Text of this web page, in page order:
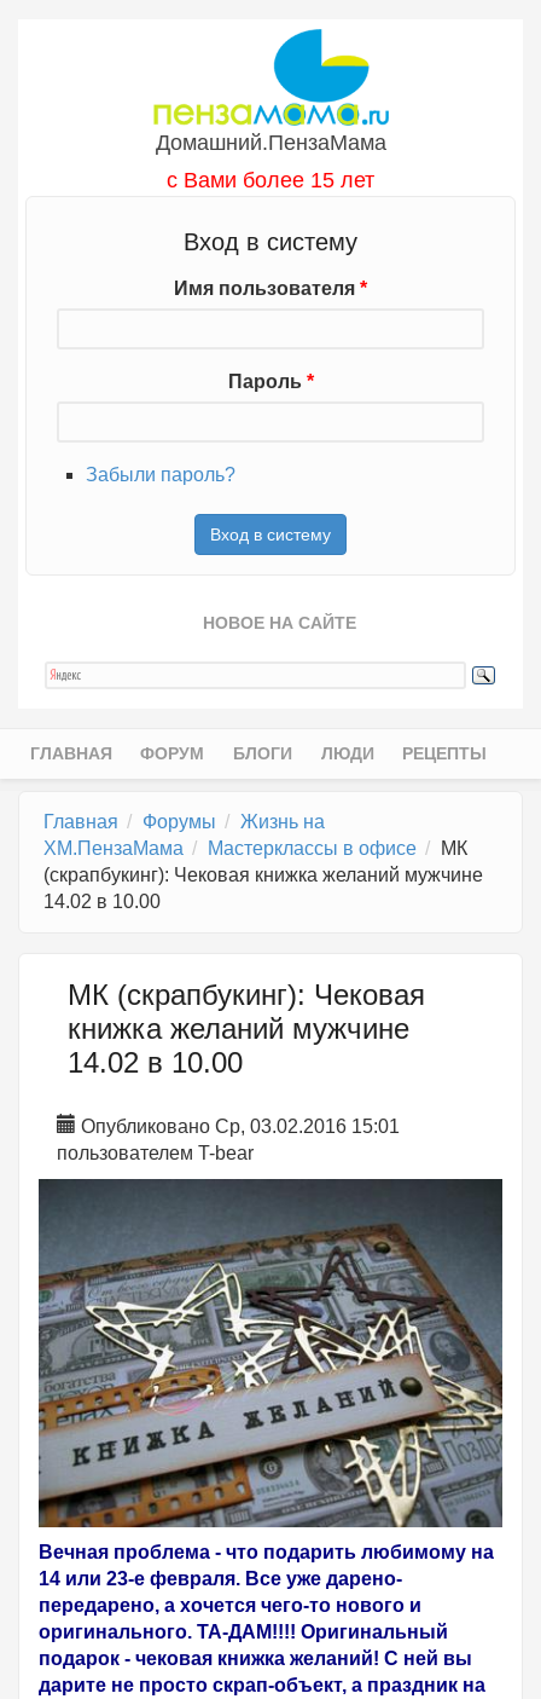
Домашний.ПензаМама
с Вами более 15 лет
Вход в систему
Имя пользователя *
Пароль *
Забыли пароль?
НОВОЕ НА САЙТЕ
Главное меню
ГЛАВНАЯ ФОРУМ БЛОГИ ЛЮДИ РЕЦЕПТЫ
Главная Форумы
Жизнь на
ХМ.ПензаМама
Мастерклассы в офисе
МК
(скрапбукинг): Чековая книжка желаний мужчине
14.02 в 10.00
МК (скрапбукинг): Чековая
книжка желаний мужчине
14.02 в 10.00
Опубликовано Ср, 03.02.2016 15:01
пользователем T-bear
Вечная проблема - что подарить любимому на
14 или 23-е февраля. Все уже дарено-
передарено, а хочется чего-то нового и
оригинального. ТА-ДАМ!!!! Оригинальный
подарок - чековая книжка желаний! С ней вы
дарите не просто скрап-объект, а праздник на